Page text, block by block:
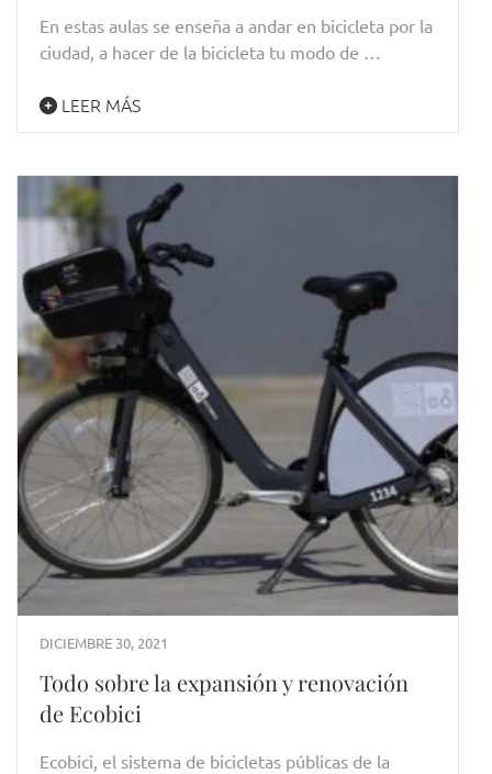
En estas aulas se enseña a andar en bicicleta por la
ciudad, a hacer de la bicicleta tu modo de …
LEER MÁS
DICIEMBRE 30, 2021
Todo sobre la expansión y renovación
de Ecobici
Ecobici, el sistema de bicicletas públicas de la